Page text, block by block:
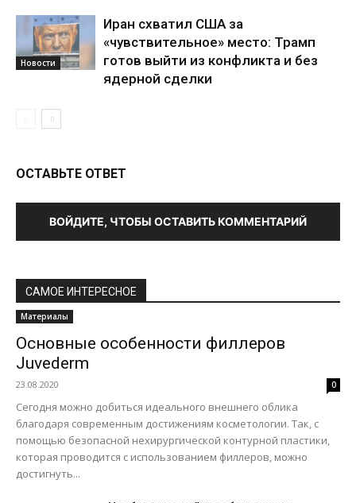
Новости
Иран схватил США за
«чувствительное» место: Трамп
готов выйти из конфликта и без
ядерной сделки
ОСТАВЬТЕ ОТВЕТ
ВОЙДИТЕ, ЧТОБЫ ОСТАВИТЬ КОММЕНТАРИЙ
САМОЕ ИНТЕРЕСНОЕ
Материалы
Основные особенности филлеров
Juvederm
23.08.2020 0
Сегодня можно добиться идеального внешнего облика
благодаря современным достижениям косметологии. Так, с
помощью безопасной нехирургической контурной пластики,
которая проводится с использованием филлеров, можно
достигнуть...